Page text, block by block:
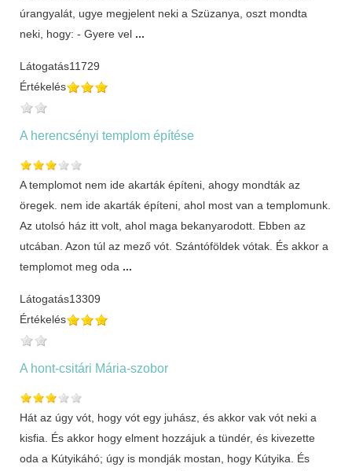
úrangyalát, ugye megjelent neki a Szüzanya, oszt mondta
neki, hogy: - Gyere vel ...
Látogatás11729
Értékelés
A herencsényi templom építése
A templomot nem ide akarták építeni, ahogy mondták az
öregek. nem ide akarták építeni, ahol most van a templomunk.
Az utolsó ház itt volt, ahol maga bekanyarodott. Ebben az
utcában. Azon túl az mező vót. Szántóföldek vótak. És akkor a
templomot meg oda ...
Látogatás13309
Értékelés
A hont-csitári Mária-szobor
Hát az úgy vót, hogy vót egy juhász, és akkor vak vót neki a
kisfia. És akkor hogy elment hozzájuk a tündér, és kivezette
oda a Kútyikáhó; úgy is mondják mostan, hogy Kútyika. És